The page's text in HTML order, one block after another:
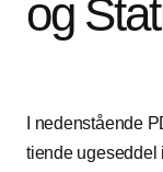
og
I nedenstående
tiende ugeseddel i